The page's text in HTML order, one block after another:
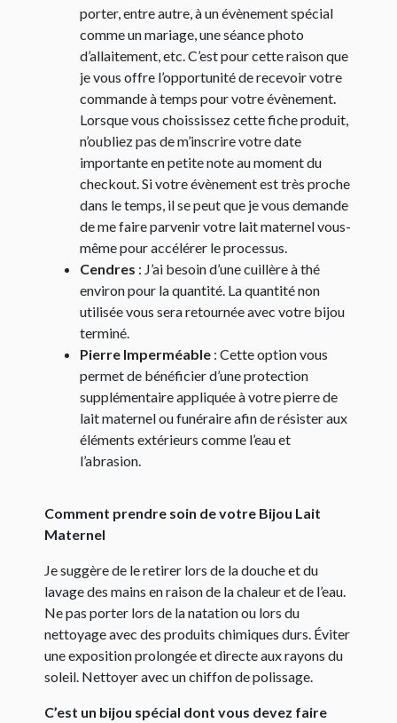
porter, entre autre, à un évènement spécial
comme un mariage, une séance photo
d’allaitement, etc. C’est pour cette raison que
je vous offre l’opportunité de recevoir votre
commande à temps pour votre évènement.
Lorsque vous choississez cette fiche produit,
n’oubliez pas de m’inscrire votre date
importante en petite note au moment du
checkout. Si votre évènement est très proche
dans le temps, il se peut que je vous demande
de me faire parvenir votre lait maternel vous-
même pour accélérer le processus.
Cendres : J’ai besoin d’une cuillère à thé
environ pour la quantité. La quantité non
utilisée vous sera retournée avec votre bijou
terminé.
Pierre Imperméable : Cette option vous
permet de bénéficier d’une protection
supplémentaire appliquée à votre pierre de
lait maternel ou funéraire afin de résister aux
éléments extérieurs comme l’eau et
l’abrasion.
Comment prendre soin de votre Bijou Lait
Maternel
Je suggère de le retirer lors de la douche et du
lavage des mains en raison de la chaleur et de l’eau.
Ne pas porter lors de la natation ou lors du
nettoyage avec des produits chimiques durs. Éviter
une exposition prolongée et directe aux rayons du
soleil. Nettoyer avec un chiffon de polissage.
C’est un bijou spécial dont vous devez faire